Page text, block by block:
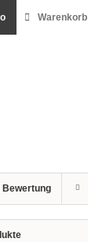
Warenkorb
Bewertung